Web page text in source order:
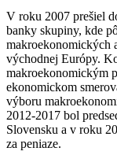
V roku 2007 prešiel
banky skupiny, kde
makroekonomických
východnej Európy.
makroekonomickým
ekonomickom
výboru
2012-2017 bol
Slovensku a v roku
za peniaze.